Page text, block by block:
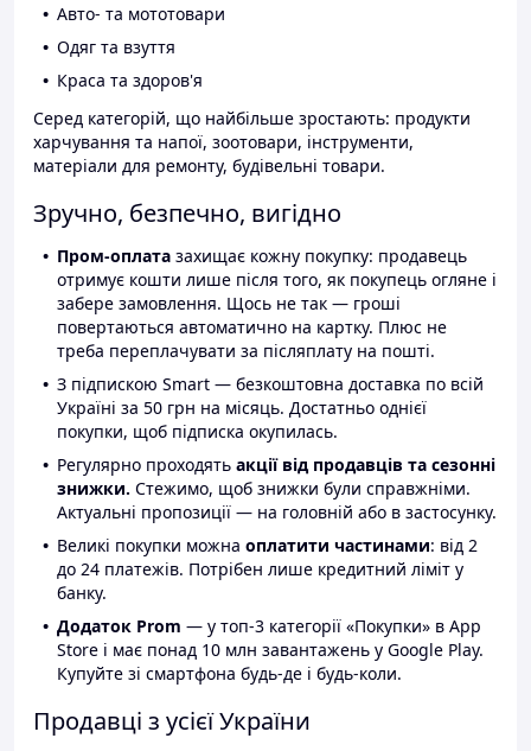
Авто- та мототовари
Одяг та взуття
Краса та здоров'я
Серед категорій, що найбільше зростають: продукти
харчування та напої, зоотовари, інструменти,
матеріали для ремонту, будівельні товари.
Зручно, безпечно, вигідно
Пром-оплата захищає кожну покупку: продавець
отримує кошти лише після того, як покупець огляне і
забере замовлення. Щось не так — гроші
повертаються автоматично на картку. Плюс не
треба переплачувати за післяплату на пошті.
З підпискою Smart — безкоштовна доставка по всій
Україні за 50 грн на місяць. Достатньо однієї
покупки, щоб підписка окупилась.
Регулярно проходять акції від продавців та сезонні
знижки. Стежимо, щоб знижки були справжніми.
Актуальні пропозиції — на головній або в застосунку.
Великі покупки можна оплатити частинами: від 2
до 24 платежів. Потрібен лише кредитний ліміт у
банку.
Додаток Prom — у топ-3 категорії «Покупки» в App
Store і має понад 10 млн завантажень у Google Play.
Купуйте зі смартфона будь-де і будь-коли.
Продавці з усієї України